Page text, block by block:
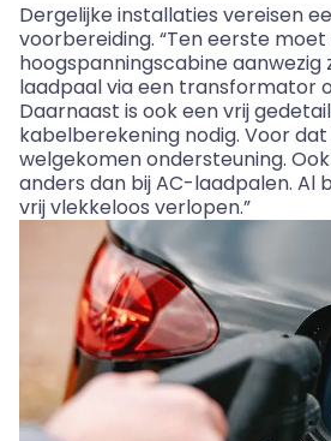
Dergelijke installaties vereisen
voorbereiding. “Ten eerste
hoogspanningscabine aanwezig
laadpaal via een transformator
Daarnaast is ook een vrij
kabelberekening nodig. Voor
welgekomen ondersteuning.
anders dan bij AC-laadpalen. Al
vrij vlekkeloos verlopen.”